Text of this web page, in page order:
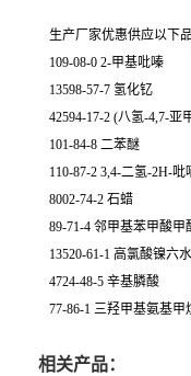
生产厂家优惠供应以下
109-08-0 2-甲基吡嗪
13598-57-7 氢化钇
42594-17-2 (八氢-4,7-
101-84-8 二苯醚
110-87-2 3,4-二氢-2H-吡
8002-74-2 石蜡
89-71-4 邻甲基苯甲酸甲
13520-61-1 高氯酸镍六
4724-48-5 辛基膦酸
77-86-1 三羟甲基氨基甲
相关产品：